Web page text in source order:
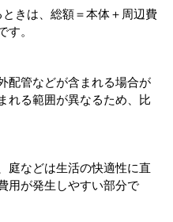
ときは、総額＝本体＋周辺費
す。
配管などが含まれる場合が
れる範囲が異なるため、比
庭などは生活の快適性に直
用が発生しやすい部分で